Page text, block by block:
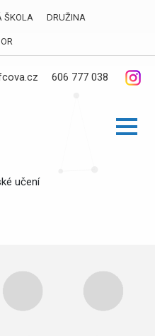
ŠKOLA DRUŽINA
606 777 038
učení